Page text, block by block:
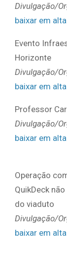
Divulgação/
baixar em
Evento
Horizonte
Divulgação/
baixar em
Professor
Divulgação/
baixar em
Operação
QuikDeck
do viaduto
Divulgação/
baixar em